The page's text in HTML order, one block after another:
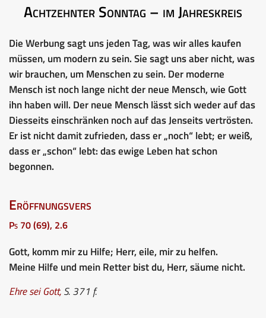
Achtzehnter Sonntag – im Jahreskreis
Die Werbung sagt uns jeden Tag, was wir alles kaufen
müssen, um modern zu sein. Sie sagt uns aber nicht, was
wir brauchen, um Menschen zu sein. Der moderne
Mensch ist noch lange nicht der neue Mensch, wie Gott
ihn haben will. Der neue Mensch lässt sich weder auf das
Diesseits einschränken noch auf das Jenseits vertrösten.
Er ist nicht damit zufrieden, dass er „noch“ lebt; er weiß,
dass er „schon“ lebt: das ewige Leben hat schon
begonnen.
Eröffnungsvers
Ps 70 (69), 2.6
Gott, komm mir zu Hilfe; Herr, eile, mir zu helfen.
Meine Hilfe und mein Retter bist du, Herr, säume nicht.
Ehre sei Gott,S. 371 f.